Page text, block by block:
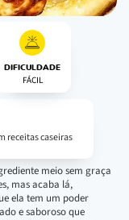
DIFICULDADE
FÁCIL
receitas caseiras
meio sem graça
mas acaba lá,
ela tem um poder
e saboroso que